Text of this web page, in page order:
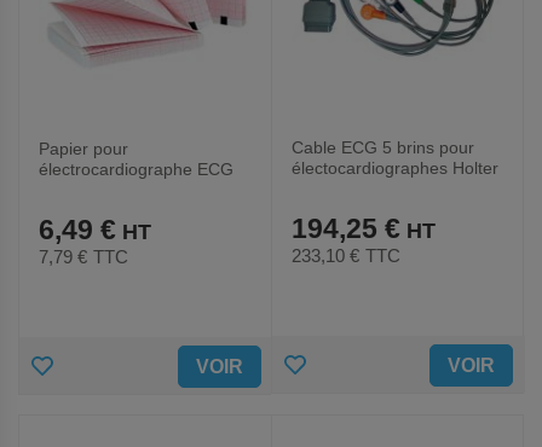
Papier pour
électrocardiographe ECG
6,49 €
7,79 € TTC
AJOUTER VOIR
Cable ECG 5 brins pour
électocardiographes Holter
194,25 €
233,10 € TTC
AJOUTER VOIR